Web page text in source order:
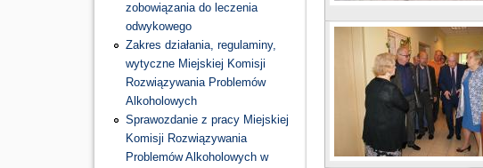
zobowiązania do leczenia
odwykowego
Zakres działania, regulaminy,
wytyczne Miejskiej Komisji
Rozwiązywania Problemów
Alkoholowych
Sprawozdanie z pracy Miejskiej
Komisji Rozwiązywania
Problemów Alkoholowych w